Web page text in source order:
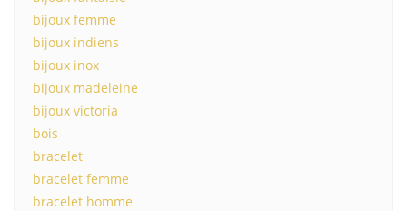
bijoux femme
bijoux indiens
bijoux inox
bijoux madeleine
bijoux victoria
bois
bracelet
bracelet femme
bracelet homme